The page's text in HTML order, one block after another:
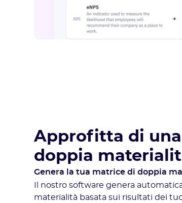
Approfitta di
doppia
Genera la tua matrice di doppia
Il nostro software genera
materialità basata sui risultati dei